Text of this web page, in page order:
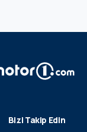
Bizi Takip Edin